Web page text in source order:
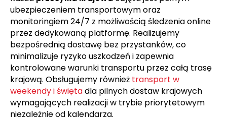
Każdaprzesyłka krajowaobjęta jest pełnym
ubezpieczeniem transportowym oraz
monitoringiem 24/7 z możliwością śledzenia online
przez dedykowaną platformę. Realizujemy
bezpośrednią dostawę bez przystanków, co
minimalizuje ryzyko uszkodzeń i zapewnia
kontrolowane warunki transportu przez całą trasę